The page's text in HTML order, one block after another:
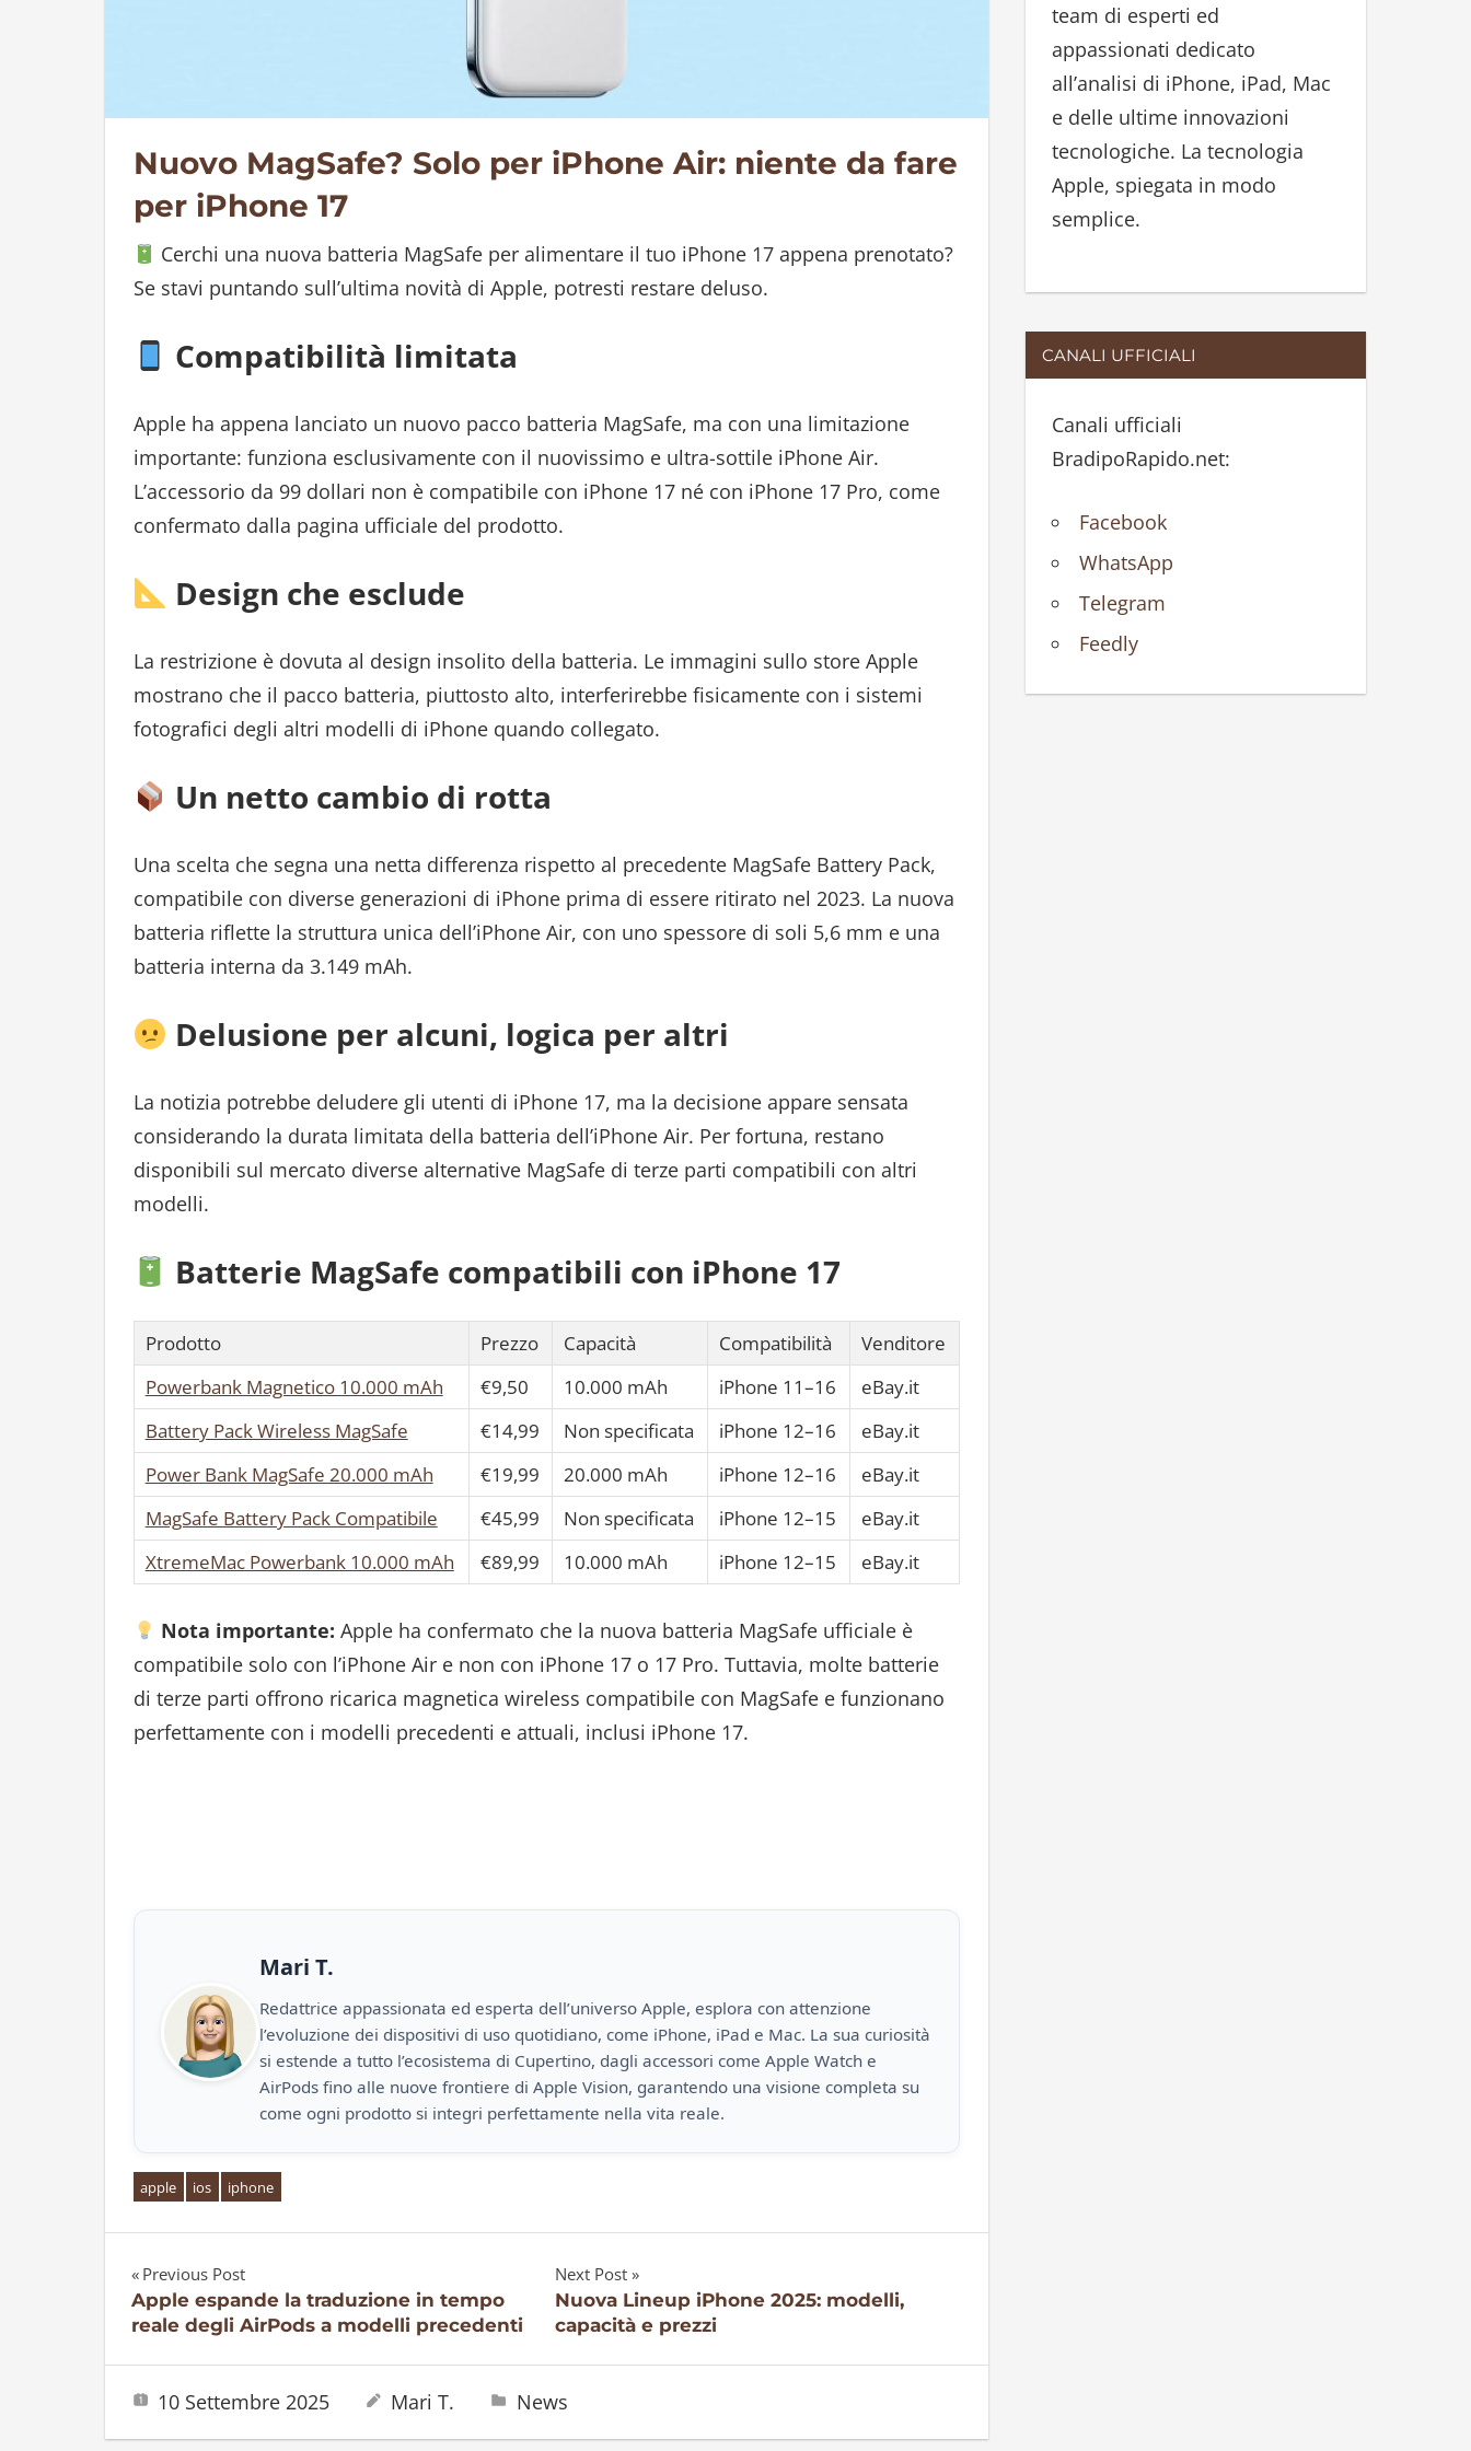
Nuovo MagSafe? Solo per iPhone Air: niente da fare
per iPhone 17
Cerchi una nuova batteria MagSafe per alimentare il tuo iPhone 17 appena prenotato?
Se stavi puntando sull’ultima novità di Apple, potresti restare deluso.
Compatibilità limitata
Apple ha appena lanciato un nuovo pacco batteria MagSafe, ma con una limitazione
importante: funziona esclusivamente con il nuovissimo e ultra-sottile iPhone Air.
L’accessorio da 99 dollari non è compatibile con iPhone 17 né con iPhone 17 Pro, come
confermato dalla pagina ufficiale del prodotto.
Design che esclude
La restrizione è dovuta al design insolito della batteria. Le immagini sullo store Apple
mostrano che il pacco batteria, piuttosto alto, interferirebbe fisicamente con i sistemi
fotografici degli altri modelli di iPhone quando collegato.
Un netto cambio di rotta
Una scelta che segna una netta differenza rispetto al precedente MagSafe Battery Pack,
compatibile con diverse generazioni di iPhone prima di essere ritirato nel 2023. La nuova
batteria riflette la struttura unica dell’iPhone Air, con uno spessore di soli 5,6 mm e una
batteria interna da 3.149 mAh.
Delusione per alcuni, logica per altri
La notizia potrebbe deludere gli utenti di iPhone 17, ma la decisione appare sensata
considerando la durata limitata della batteria dell’iPhone Air. Per fortuna, restano
disponibili sul mercato diverse alternative MagSafe di terze parti compatibili con altri
modelli.
Batterie MagSafe compatibili con iPhone 17
Prodotto Prezzo Capacità Compatibilità
Venditore
Powerbank Magnetico 10.000 mAh
€9,50 10.000 mAh iPhone 11–16
eBay.it
Battery Pack Wireless MagSafe
€14,99 Non specificata iPhone 12–16
eBay.it
Power Bank MagSafe 20.000 mAh
€19,99 20.000 mAh iPhone 12–16
eBay.it
MagSafe Battery Pack Compatibile
€45,99 Non specificata iPhone 12–15
eBay.it
XtremeMac Powerbank 10.000 mAh
€89,99 10.000 mAh iPhone 12–15 eBay.it
Nota importante: Apple ha confermato che la nuova batteria MagSafe ufficiale è
compatibile solo con l’iPhone Air e non con iPhone 17 o 17 Pro. Tuttavia, molte batterie
di terze parti offrono ricarica magnetica wireless compatibile con MagSafe e funzionano
perfettamente con i modelli precedenti e attuali, inclusi iPhone 17.
Mari T.
Redattrice appassionata ed esperta dell’universo Apple, esplora con attenzione
l’evoluzione dei dispositivi di uso quotidiano, come iPhone, iPad e Mac. La sua curiosità
si estende a tutto l’ecosistema di Cupertino, dagli accessori come Apple Watch e
AirPods fino alle nuove frontiere di Apple Vision, garantendo una visione completa su
come ogni prodotto si integri perfettamente nella vita reale.
apple ios iphone
Navigazione
articoli
Previous Post
Apple espande la traduzione in tempo
reale degli AirPods a modelli precedenti
Next Post
Nuova Lineup iPhone 2025: modelli,
capacità e prezzi
10 Settembre 2025 Mari T. News
:
team di esperti ed
appassionati dedicato
all’analisi di iPhone, iPad, Mac
e delle ultime innovazioni
tecnologiche. La tecnologia
Apple, spiegata in modo
semplice.
CANALI UFFICIALI
Canali ufficiali
BradipoRapido.net:
Facebook
WhatsApp
Telegram
Feedly